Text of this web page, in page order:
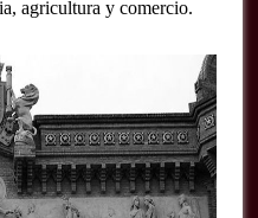
agricultura y comercio.